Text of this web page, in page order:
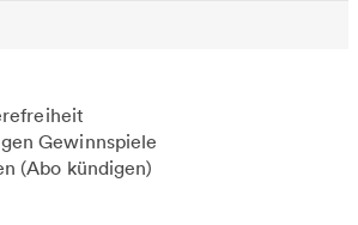
Gewinnspiele
(Abo kündigen)